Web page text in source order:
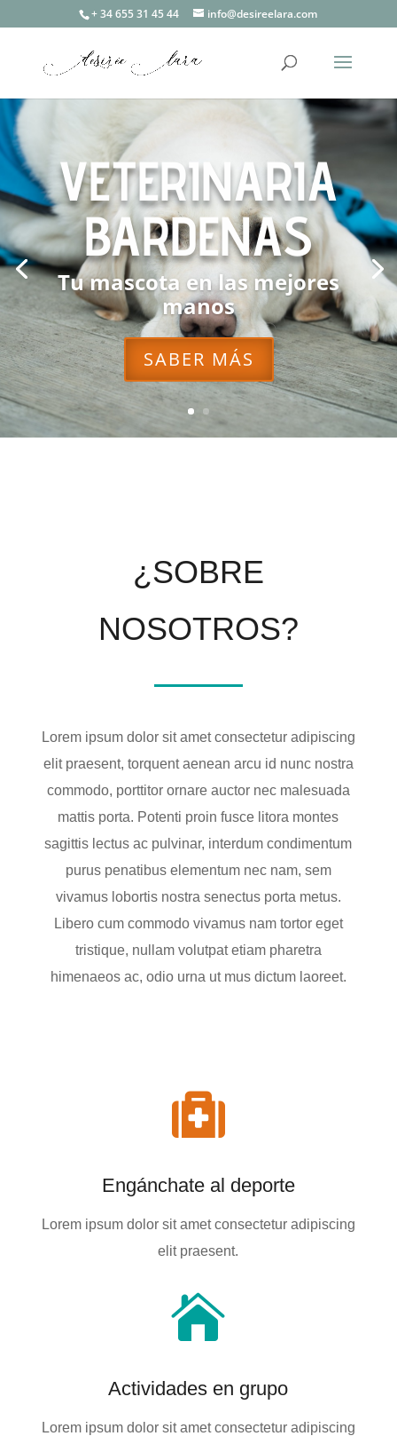
+ 34 655 31 45 44 info@desireelara.com
VETERINARIA
BARDENAS
Tu mascota en las mejores
manos
SABER MÁS
¿SOBRE
NOSOTROS?
Lorem ipsum dolor sit amet consectetur adipiscing
elit praesent, torquent aenean arcu id nunc nostra
commodo, porttitor ornare auctor nec malesuada
mattis porta. Potenti proin fusce litora montes
sagittis lectus ac pulvinar, interdum condimentum
purus penatibus elementum nec nam, sem
vivamus lobortis nostra senectus porta metus.
Libero cum commodo vivamus nam tortor eget
tristique, nullam volutpat etiam pharetra
himenaeos ac, odio urna ut mus dictum laoreet.

Engánchate al deporte
Lorem ipsum dolor sit amet consectetur adipiscing
elit praesent.

Actividades en grupo
Lorem ipsum dolor sit amet consectetur adipiscing